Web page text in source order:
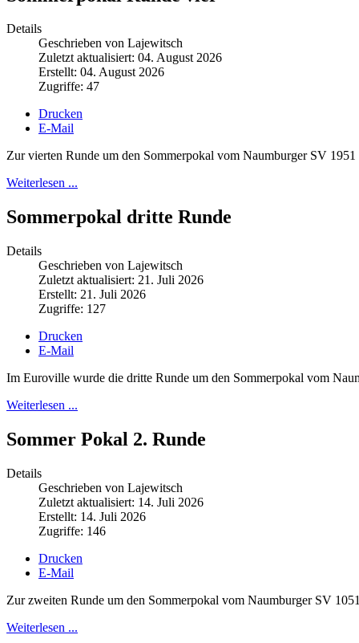
Details
Geschrieben von Lajewitsch
Zuletzt aktualisiert: 04. August 2026
Erstellt: 04. August 2026
Zugriffe: 47
Drucken
E-Mail
Zur vierten Runde um den Sommerpokal vom Naumburger SV
Weiterlesen ...
Sommerpokal dritte Runde
Details
Geschrieben von Lajewitsch
Zuletzt aktualisiert: 21. Juli 2026
Erstellt: 21. Juli 2026
Zugriffe: 127
Drucken
E-Mail
Im Euroville wurde die dritte Runde um den Sommerpokal vom
Weiterlesen ...
Sommer Pokal 2. Runde
Details
Geschrieben von Lajewitsch
Zuletzt aktualisiert: 14. Juli 2026
Erstellt: 14. Juli 2026
Zugriffe: 146
Drucken
E-Mail
Zur zweiten Runde um den Sommerpokal vom Naumburger SV
Weiterlesen ...